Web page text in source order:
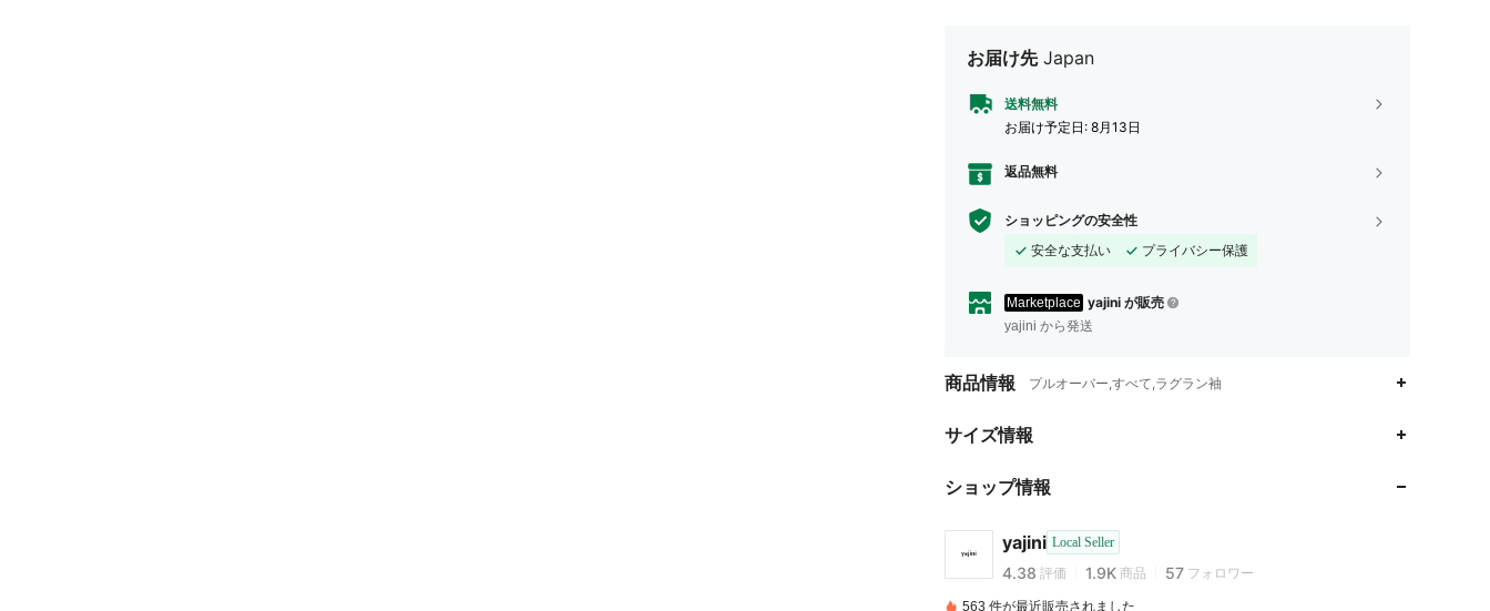
お届け先 Japan
送料無料
お届け予定日: 8月13日
返品無料
ショッピングの安全性
安全な支払い
プライバシー保護
Marketplace yajini が販売
yajini から発送
商品情報 プルオーバー,すべて,ラグラン袖
サイズ情報
ショップ情報
yajini Local Seller
4.38
4.38
1.9K
s***hが1日前
4.38 評価 1.9K 商品 57 フォロワー
4.38 1.9K
563 件が最近販売されました